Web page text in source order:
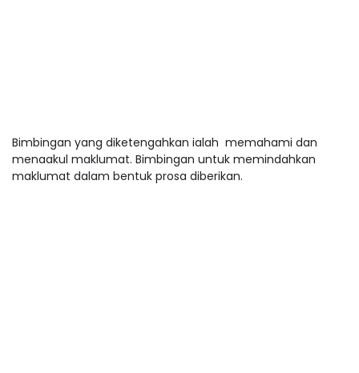
Bimbingan yang diketengahkan ialah memahami dan
menaakul maklumat. Bimbingan untuk memindahkan
maklumat dalam bentuk prosa diberikan.